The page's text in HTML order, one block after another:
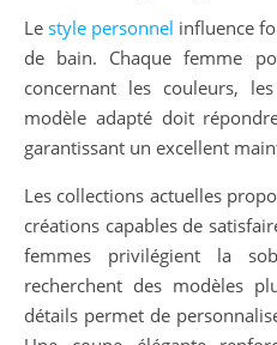
Le style personnel influence
de bain. Chaque femme
concernant les couleurs,
modèle adapté doit
garantissant un excellent
Les collections actuelles
créations capables de
femmes privilégient la
recherchent des modèles
détails permet de